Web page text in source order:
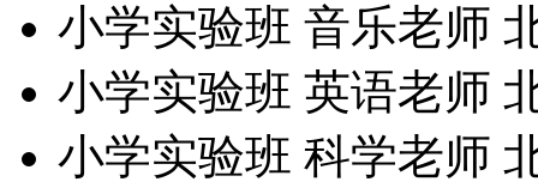
小学实验班 音乐老师
小学实验班 英语老师
小学实验班 科学老师